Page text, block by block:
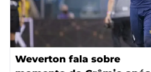
Weverton fala sobre